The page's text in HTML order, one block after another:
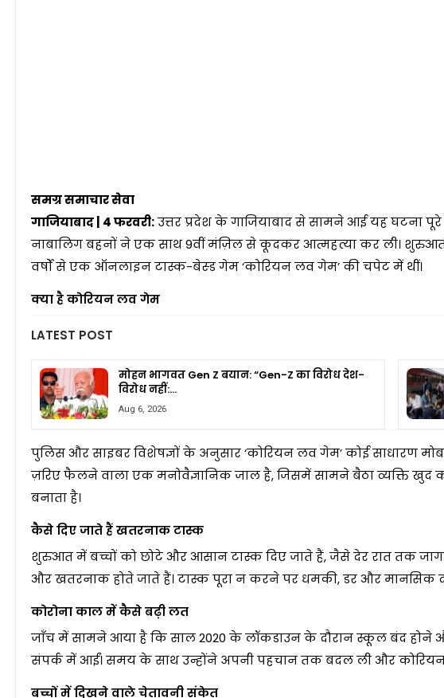
समग्र समाचार सेवा
गाजियाबाद | 4 फरवरी:उत्तर प्रदेश के गाजियाबाद से सामने आई यह घटना
नाबालिग बहनों ने एक साथ 9वीं मंज़िल से कूदकर आत्महत्या कर ली।
वर्षों से एक ऑनलाइन टास्क-बेस्ड गेम ‘कोरियन लव गेम’ की चपेट में थीं।
क्या है कोरियन लव गेम
LATEST POST
मोहन भागवत Gen Z बयान: “Gen-Z का विरोध देश-
विरोध नहीं:…
Aug 6, 2026
पुलिस और साइबर विशेषज्ञों के अनुसार ‘कोरियन लव गेम’ कोई साधारण
ज़रिए फैलने वाला एक मनोवैज्ञानिक जाल है, जिसमें सामने बैठा व्यक्ति खुद
बनाता है।
कैसे दिए जाते हैं खतरनाक टास्क
शुरुआत में बच्चों को छोटे और आसान टास्क दिए जाते हैं, जैसे देर रात तक
और खतरनाक होते जाते हैं। टास्क पूरा न करने पर धमकी, डर और मानसिक
कोरोना काल में कैसे बढ़ी लत
जाँच में सामने आया है कि साल 2020 के लॉकडाउन के दौरान स्कूल बंद
संपर्क में आईं। समय के साथ उन्होंने अपनी पहचान तक बदल ली और
बच्चों में दिखने वाले चेतावनी संकेत